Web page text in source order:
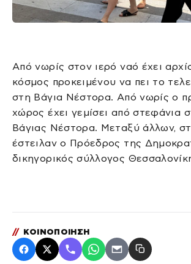
Από νωρίς στον ιερό ναό έχει
κόσμος προκειμένου να πει το
στη Βάγια Νέστορα. Από νωρίς ο
χώρος έχει γεμίσει από στεφάνια
Βάγιας Νέστορα. Μεταξύ άλλων,
έστειλαν ο Πρόεδρος της
δικηγορικός σύλλογος
// ΚΟΙΝΟΠΟΙΗΣΗ